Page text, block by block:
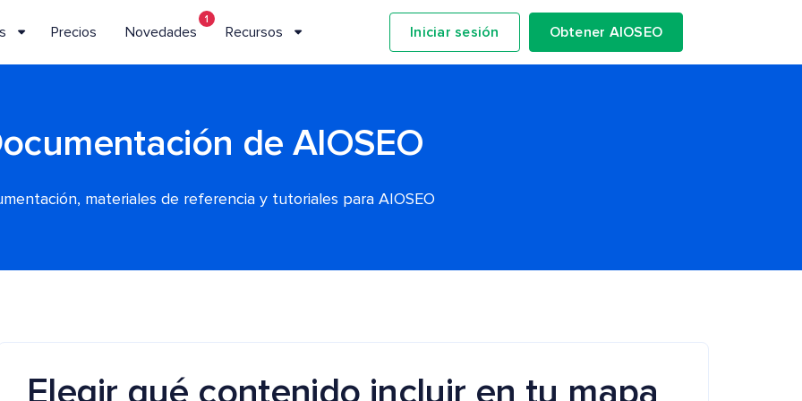
Precios Novedades
1
Recursos Iniciar sesión Obtener AIOSEO
de AIOSEO
materiales de referencia y tutoriales para AIOSEO
Elegir qué contenido incluir en tu mapa